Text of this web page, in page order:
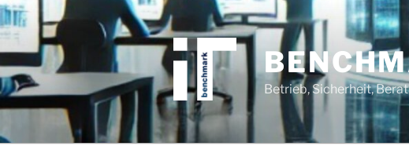
Zum
Inhalt
springen
Betrieb, Sicherheit,